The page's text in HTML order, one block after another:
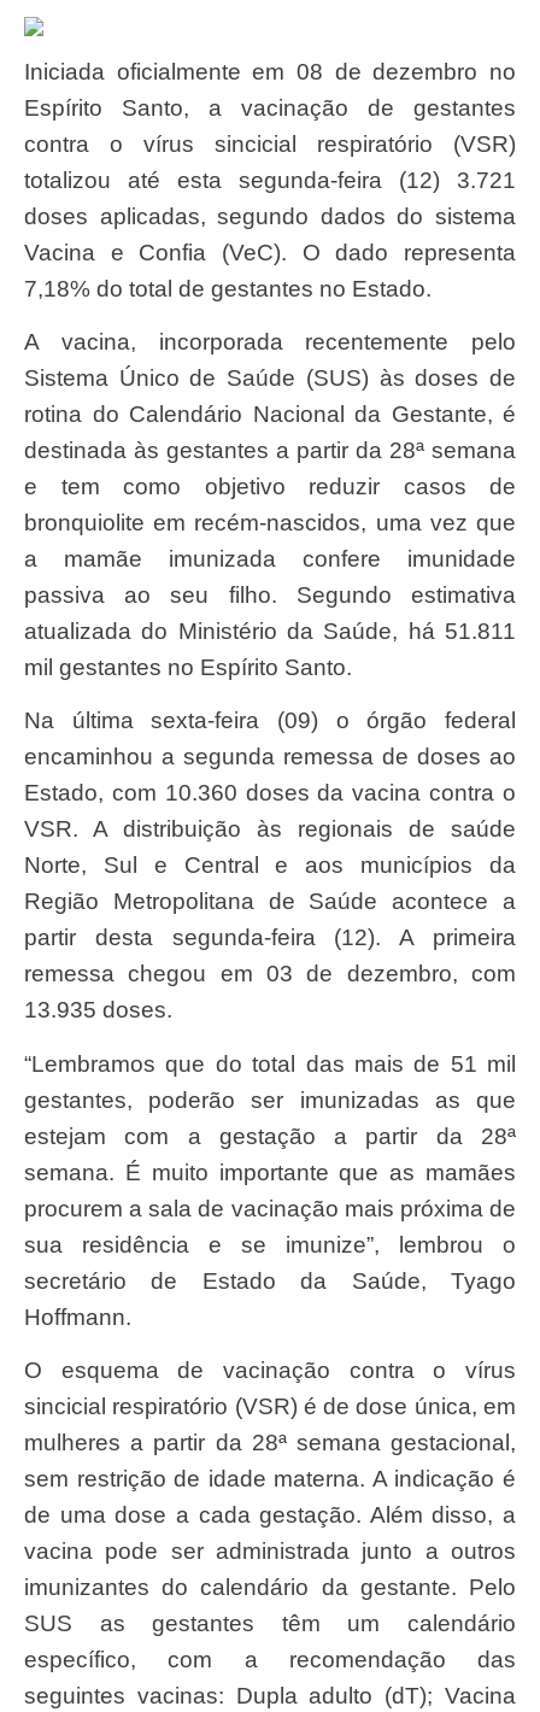
Iniciada oficialmente em 08 de dezembro no
Espírito Santo, a vacinação de gestantes
contra o vírus sincicial respiratório (VSR)
totalizou até esta segunda-feira (12) 3.721
doses aplicadas, segundo dados do sistema
Vacina e Confia (VeC). O dado representa
7,18% do total de gestantes no Estado.
A vacina, incorporada recentemente pelo
Sistema Único de Saúde (SUS) às doses de
rotina do Calendário Nacional da Gestante, é
destinada às gestantes a partir da 28ª semana
e tem como objetivo reduzir casos de
bronquiolite em recém-nascidos, uma vez que
a mamãe imunizada confere imunidade
passiva ao seu filho. Segundo estimativa
atualizada do Ministério da Saúde, há 51.811
mil gestantes no Espírito Santo.
Na última sexta-feira (09) o órgão federal
encaminhou a segunda remessa de doses ao
Estado, com 10.360 doses da vacina contra o
VSR. A distribuição às regionais de saúde
Norte, Sul e Central e aos municípios da
Região Metropolitana de Saúde acontece a
partir desta segunda-feira (12). A primeira
remessa chegou em 03 de dezembro, com
13.935 doses.
“Lembramos que do total das mais de 51 mil
gestantes, poderão ser imunizadas as que
estejam com a gestação a partir da 28ª
semana. É muito importante que as mamães
procurem a sala de vacinação mais próxima de
sua residência e se imunize”, lembrou o
secretário de Estado da Saúde, Tyago
Hoffmann.
O esquema de vacinação contra o vírus
sincicial respiratório (VSR) é de dose única, em
mulheres a partir da 28ª semana gestacional,
sem restrição de idade materna. A indicação é
de uma dose a cada gestação. Além disso, a
vacina pode ser administrada junto a outros
imunizantes do calendário da gestante. Pelo
SUS as gestantes têm um calendário
específico, com a recomendação das
seguintes vacinas: Dupla adulto (dT); Vacina